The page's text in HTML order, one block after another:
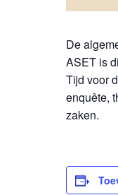
De
ASET is
Tijd voor
enquête,
zaken.